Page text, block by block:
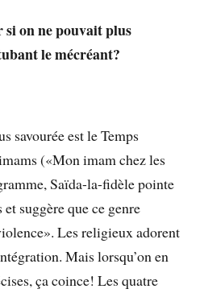
on ne pouvait plus
le mécréant?
savourée est le Temps
(«Mon imam chez les
Saïda-la-fidèle pointe
suggère que ce genre
Les religieux adorent
Mais lorsqu’on en
ça coince! Les quatre